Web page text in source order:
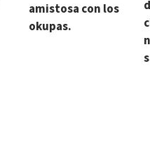
amistosa con los
okupas.